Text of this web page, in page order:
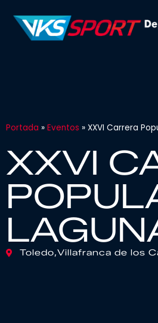
Portada » Eventos » XXVI Carrera
XXVI
Toledo,Villafranca de los